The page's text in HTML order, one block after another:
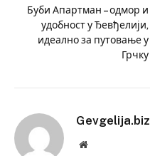
Буби Апартман – одмор и
удобност у Ђевђелији,
идеално за путовање у
Грчку
Gevgelija.biz
Website